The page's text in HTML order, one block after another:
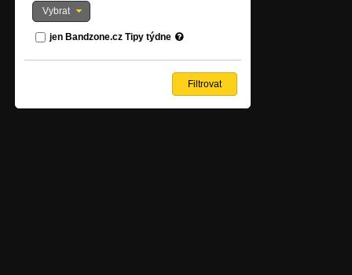
Vybrat
jen Bandzone.cz Tipy týdne